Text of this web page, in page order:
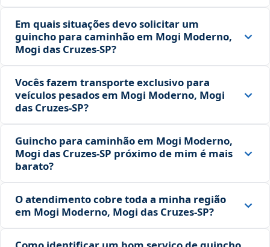
Em quais situações devo solicitar um
guincho para caminhão em Mogi Moderno,
Mogi das Cruzes‑SP?
Vocês fazem transporte exclusivo para
veículos pesados em Mogi Moderno, Mogi
das Cruzes‑SP?
Guincho para caminhão em Mogi Moderno,
Mogi das Cruzes‑SP próximo de mim é mais
barato?
O atendimento cobre toda a minha região
em Mogi Moderno, Mogi das Cruzes‑SP?